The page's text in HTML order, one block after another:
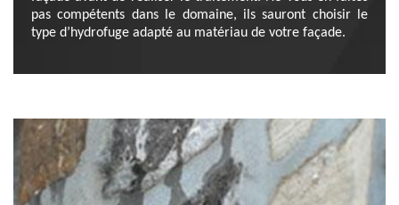
pas compétents dans le domaine, ils sauront choisir le
type d’hydrofuge adapté au matériau de votre façade.